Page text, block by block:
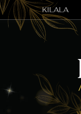
KILALA